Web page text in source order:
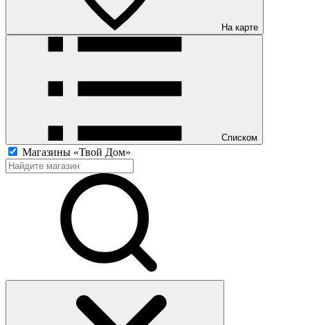
На карте
Списком
Магазины «Твой Дом»